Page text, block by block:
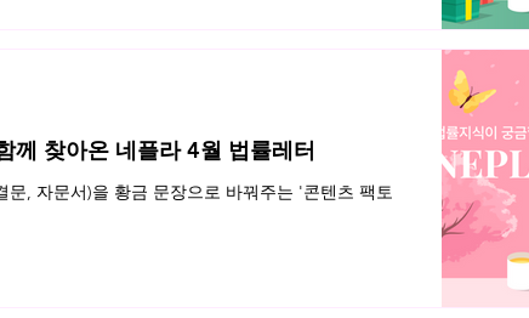
께 찾아온 네플라 4월 법률레터
, 자문서)을 황금 문장으로 바꿔주는 '콘텐츠 팩토